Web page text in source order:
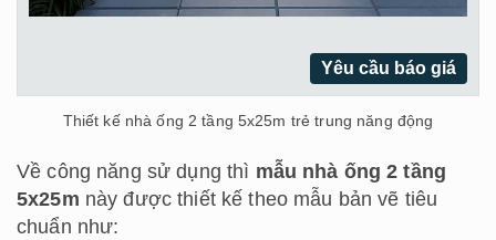
Yêu cầu báo giá
Thiết kế nhà ống 2 tầng 5x25m trẻ trung năng động
Về công năng sử dụng thì mẫu nhà ống 2 tầng
5x25m này được thiết kế theo mẫu bản vẽ tiêu
chuẩn như: